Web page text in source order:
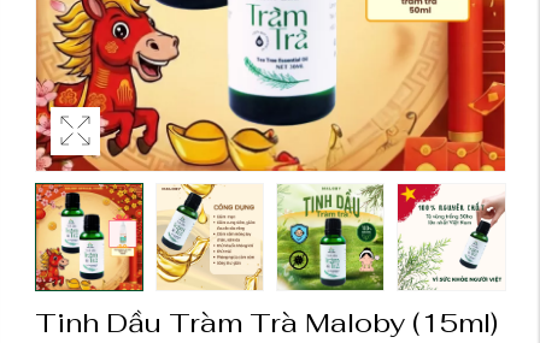
Tinh Dầu Tràm Trà Maloby (15ml)